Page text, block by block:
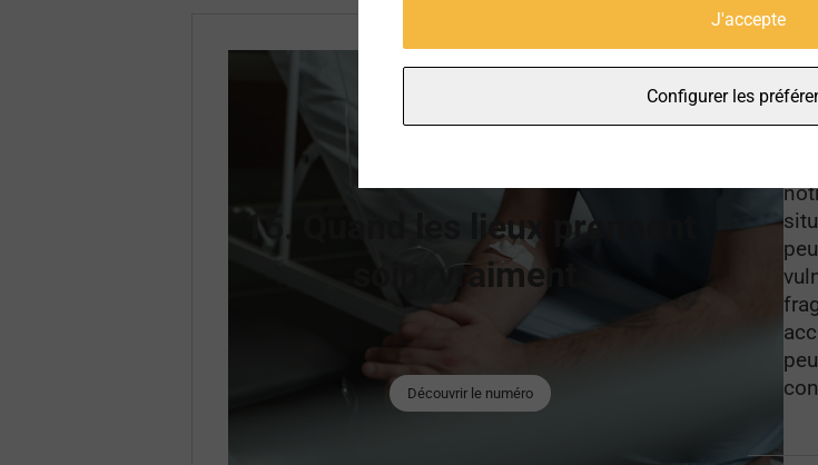
Numéro 15
juillet 2026
15. Quand les lieux prennent
soin, vraiment.
Découvrir le numéro
V
J'accepte
Configurer les